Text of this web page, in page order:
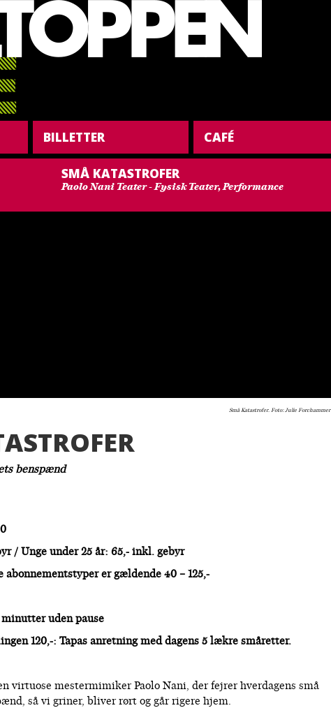
BILLETTER CAFÉ
SMÅ KATASTROFER
Paolo Nani Teater - Fysisk Teater, Performance
Små Katastrofer. Foto: Julie Forchammer
benspænd
/ Unge under 25 år: 65,- inkl. gebyr
er gældende 40 – 125,-
uden pause
120,-: Tapas anretning med dagens 5 lækre småretter.
virtuose mestermimiker Paolo Nani, der fejrer hverdagens små
så vi griner, bliver rørt og går rigere hjem.